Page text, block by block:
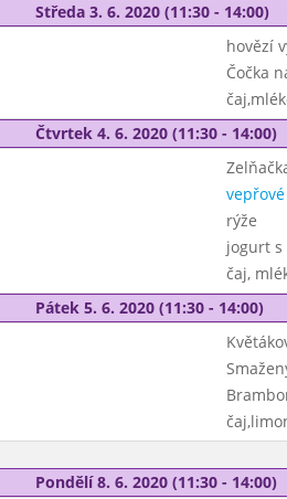
Středa 3. 6. 2020 (11:30 - 14:00)
hovězí
Čočka
Čtvrtek 4. 6. 2020 (11:30 - 14:00)
rýže
jogurt s
čaj,
Pátek 5. 6. 2020 (11:30 - 14:00)
Pondělí 8. 6. 2020 (11:30 - 14:00)